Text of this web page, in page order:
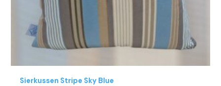
Sierkussen Stripe Sky Blue